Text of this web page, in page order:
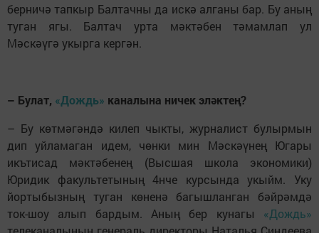
берничә тапкыр Балтачны да искә алганы бар. Бу аның
туган ягы. Балтач урта мәктәбен тәмамлап ул
Мәскәүгә укырга кергән.
– Булат, «Дождь» каналына ничек эләктең?
– Бу көтмәгәндә килеп чыкты, журналист булырмын
дип уйламаган идем, чөнки мин Мәскәүнең Югары
икътисад мәктәбенең (Высшая школа экономики)
Юридик факультетының 4нче курсында укыйм. Уку
йортыбызның туган көненә багышланган бәйрәмдә
ток-шоу алып бардым. Аның бер кунагы «Дождь»